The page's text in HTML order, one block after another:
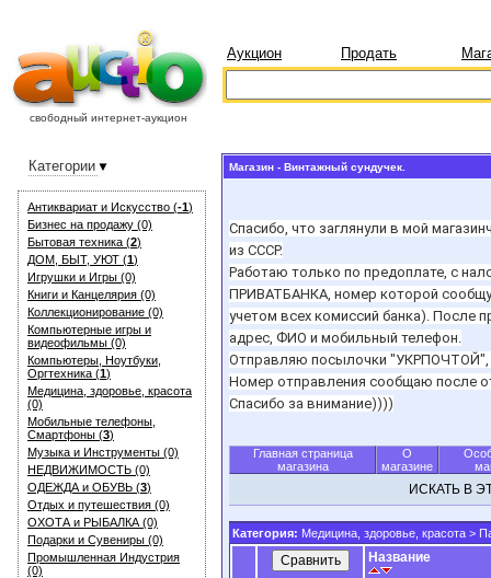
свободный интернет-аукцион
Аукцион Продать
Антиквариат и Искуcство (-1)
Бизнес на продажу (0)
Бытовая техника (2)
ДОМ, БЫТ, УЮТ (1)
Игрушки и Игры (0)
Книги и Канцелярия (0)
Коллекционирование (0)
Компьютерные игры и
видеофильмы (0)
Компьютеры, Ноутбуки,
Оргтехника (1)
Медицина, здоровье, красота
(0)
Мобильные телефоны,
Смартфоны (3)
Музыка и Инструменты (0)
НЕДВИЖИМОСТЬ (0)
ОДЕЖДА и ОБУВЬ (3)
Отдых и путешествия (0)
ОХОТА и РЫБАЛКА (0)
Подарки и Сувениры (0)
Промышленная Индустрия
(0)
Категории Магазин - Винтажный сундучек.
Спасибо, что заглянули в мой
из СССР.
Работаю только по предоплате, с
ПРИВАТБАНКА, номер которой сообщу
учетом всех комиссий банка).
адрес, ФИО и мобильный телефон.
Отправляю посылочки "УКРПОЧТОЙ",
Номер отправления сообщаю после
Спасибо за внимание))))
Главная страница
магазина
О
магазине
ИСКАТЬ В
Категория: Медицина, здоровье, красота >
Название